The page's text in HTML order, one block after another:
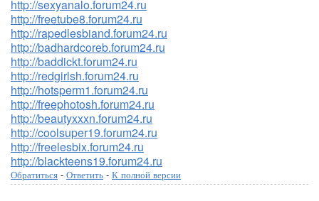
http://sexyanalo.forum24.ru
http://freetube8.forum24.ru
http://rapedlesbiand.forum24.ru
http://badhardcoreb.forum24.ru
http://baddickt.forum24.ru
http://redgirlsh.forum24.ru
http://hotsperm1.forum24.ru
http://freephotosh.forum24.ru
http://beautyxxxn.forum24.ru
http://coolsuper19.forum24.ru
http://freelesbix.forum24.ru
http://blackteens19.forum24.ru
Обратиться - Ответить - К полной версии